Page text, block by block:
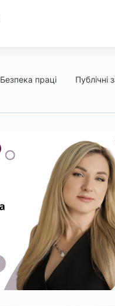
Безпека праці Публічні